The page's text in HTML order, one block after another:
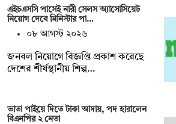
এইচএসসি পাসেই নারী সেলস অ্যাসোসিয়েট
নিয়োগ দেবে মিনিস্টার পা…
০৮ আগস্ট ২০২৬
জনবল নিয়োগে বিজ্ঞপ্তি প্রকাশ করেছে
দেশের শীর্ষস্থানীয় শিল্প…
ভাতা পাইয়ে দিতে টাকা আদায়, পদ হারালেন
বিএনপির ২ নেতা